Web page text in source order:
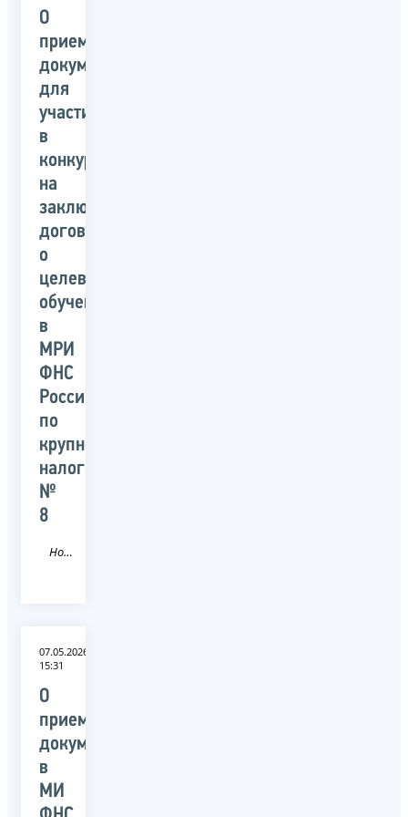
О
приеме
документов
для
участия
в
конкурсе
на
заключение
договора
о
целевом
обучении
в
МРИ
ФНС
России
по
крупнейшим
налогоплательщикам
№
8
Новость
07.05.2026
15:31
О
приеме
документов
в
МИ